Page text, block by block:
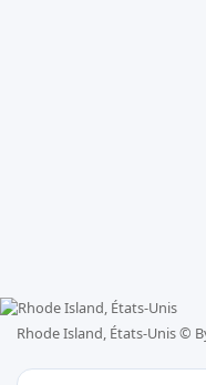
Rhode Island, États-Unis ©